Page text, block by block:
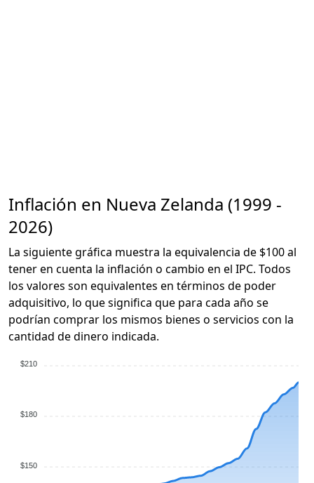
Inflación en Nueva Zelanda (1999 -
2026)
La siguiente gráfica muestra la equivalencia de $100 al
tener en cuenta la inflación o cambio en el IPC. Todos
los valores son equivalentes en términos de poder
adquisitivo, lo que significa que para cada año se
podrían comprar los mismos bienes o servicios con la
cantidad de dinero indicada.
$210
$180
$150